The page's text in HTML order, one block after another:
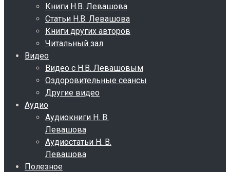
Книги Н.В. Левашова
Статьи Н.В. Левашова
Книги других авторов
Читальный зал
Видео
Видео с Н.В. Левашовым
Оздоровительные сеансы
Другие видео
Аудио
Аудиокниги Н. В.
Левашова
Аудиостатьи Н. В.
Левашова
Полезное